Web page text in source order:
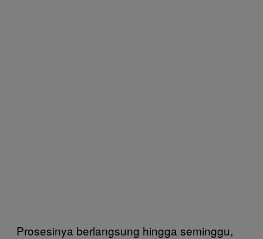
Prosesinya berlangsung hingga seminggu,